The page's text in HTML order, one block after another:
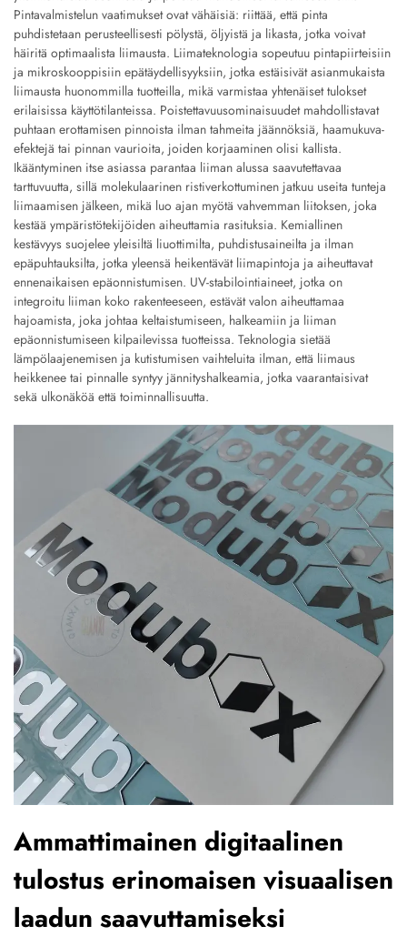
Pintavalmistelun vaatimukset ovat vähäisiä: riittää, että pinta
puhdistetaan perusteellisesti pölystä, öljyistä ja likasta, jotka voivat
häiritä optimaalista liimausta. Liimateknologia sopeutuu pintapiirteisiin
ja mikroskooppisiin epätäydellisyyksiin, jotka estäisivät asianmukaista
liimausta huonommilla tuotteilla, mikä varmistaa yhtenäiset tulokset
erilaisissa käyttötilanteissa. Poistettavuusominaisuudet mahdollistavat
puhtaan erottamisen pinnoista ilman tahmeita jäännöksiä, haamukuva-
efektejä tai pinnan vaurioita, joiden korjaaminen olisi kallista.
Ikääntyminen itse asiassa parantaa liiman alussa saavutettavaa
tarttuvuutta, sillä molekulaarinen ristiverkottuminen jatkuu useita tunteja
liimaamisen jälkeen, mikä luo ajan myötä vahvemman liitoksen, joka
kestää ympäristötekijöiden aiheuttamia rasituksia. Kemiallinen
kestävyys suojelee yleisiltä liuottimilta, puhdistusaineilta ja ilman
epäpuhtauksilta, jotka yleensä heikentävät liimapintoja ja aiheuttavat
ennenaikaisen epäonnistumisen. UV-stabilointiaineet, jotka on
integroitu liiman koko rakenteeseen, estävät valon aiheuttamaa
hajoamista, joka johtaa keltaistumiseen, halkeamiin ja liiman
epäonnistumiseen kilpailevissa tuotteissa. Teknologia sietää
lämpölaajenemisen ja kutistumisen vaihteluita ilman, että liimaus
heikkenee tai pinnalle syntyy jännityshalkeamia, jotka vaarantaisivat
sekä ulkonäköä että toiminnallisuutta.
Ammattimainen digitaalinen
tulostus erinomaisen visuaalisen
laadun saavuttamiseksi